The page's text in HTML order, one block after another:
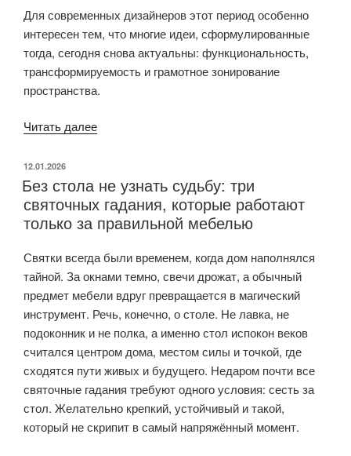
Для современных дизайнеров этот период особенно
интересен тем, что многие идеи, сформулированные
тогда, сегодня снова актуальны: функциональность,
трансформируемость и грамотное зонирование
пространства.
Читать далее
меблировке
советских
квартир»
ОПУБЛИКОВАНО
12.01.2026
Без стола не узнать судьбу: три
святочных гадания, которые работают
только за правильной мебелью
Святки всегда были временем, когда дом наполнялся
тайной. За окнами темно, свечи дрожат, а обычный
предмет мебели вдруг превращается в магический
инструмент. Речь, конечно, о столе. Не лавка, не
подоконник и не полка, а именно стол испокон веков
считался центром дома, местом силы и точкой, где
сходятся пути живых и будущего. Недаром почти все
святочные гадания требуют одного условия: сесть за
стол. Желательно крепкий, устойчивый и такой,
который не скрипит в самый напряжённый момент.